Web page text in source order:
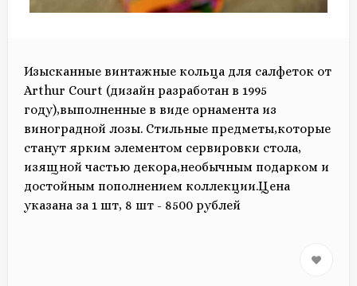
Изысканные винтажные кольца для салфеток от
Arthur Court (дизайн разработан в 1995
году),выполненные в виде орнамента из
виноградной лозы. Стильные предметы,которые
станут ярким элементом сервировки стола,
изящной частью декора,необычным подарком и
достойным пополнением коллекции.Цена
указана за 1 шт, 8 шт - 8500 рублей